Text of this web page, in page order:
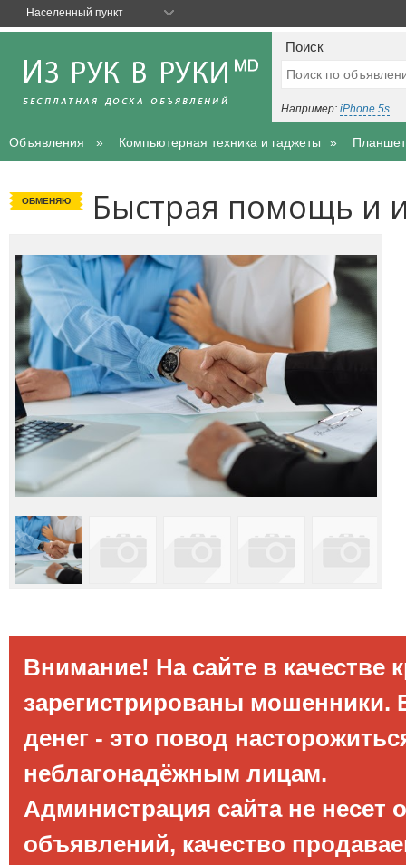
Поиск
Например: iPhone 5s
Объявления Компьютерная техника и гаджеты
ОБМЕНЯЮ Быстрая помощь и
Внимание! На сайте в качестве
зарегистрированы мошенники.
денег - это повод
неблагонадёжным лицам.
Администрация сайта не несет
объявлений, качество
Населенный пункт